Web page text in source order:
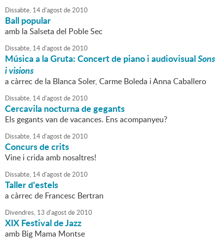
Dissabte, 14d'agostde2010
Ball popular
amb la Salseta del Poble Sec
Dissabte, 14d'agostde2010
Música a la Gruta: Concert de piano i audiovisualSons
i visions
a càrrec de la Blanca Soler, Carme Boleda i Anna Caballero
Dissabte, 14d'agostde2010
Cercavila nocturna de gegants
Els gegants van de vacances. Ens acompanyeu?
Dissabte, 14d'agostde2010
Concurs de crits
Vine i crida amb nosaltres!
Dissabte, 14d'agostde2010
Taller d'estels
a càrrec de Francesc Bertran
Divendres, 13 d'agostde2010
XIX Festival de Jazz
amb Big Mama Montse